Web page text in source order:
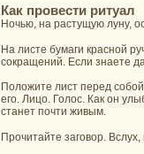
Как провести ритуал
Ночью, на растущую луну,
На листе бумаги красной
сокращений. Если знаете
Положите лист перед
его. Лицо. Голос. Как он
станет почти живым.
Прочитайте заговор.